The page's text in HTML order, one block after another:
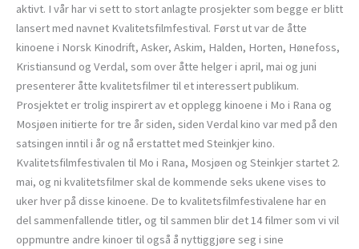
aktivt. I vår har vi sett to stort anlagte prosjekter som begge er blitt
lansert med navnet Kvalitetsfilmfestival. Først ut var de åtte
kinoene i Norsk Kinodrift, Asker, Askim, Halden, Horten, Hønefoss,
Kristiansund og Verdal, som over åtte helger i april, mai og juni
presenterer åtte kvalitetsfilmer til et interessert publikum.
Prosjektet er trolig inspirert av et opplegg kinoene i Mo i Rana og
Mosjøen initierte for tre år siden, siden Verdal kino var med på den
satsingen inntil i år og nå erstattet med Steinkjer kino.
Kvalitetsfilmfestivalen til Mo i Rana, Mosjøen og Steinkjer startet 2.
mai, og ni kvalitetsfilmer skal de kommende seks ukene vises to
uker hver på disse kinoene. De to kvalitetsfilmfestivalene har en
del sammenfallende titler, og til sammen blir det 14 filmer som vi vil
oppmuntre andre kinoer til også å nyttiggjøre seg i sine